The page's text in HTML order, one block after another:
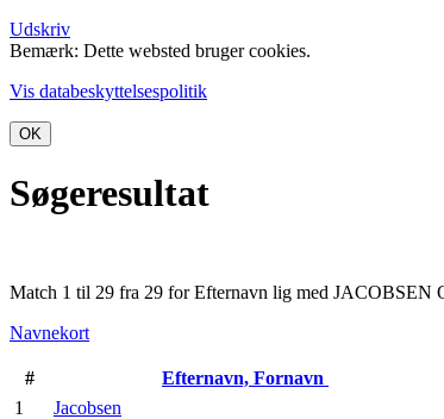
Udskriv
Bemærk: Dette websted bruger cookies.
Vis databeskyttelsespolitik
OK
Søgeresultat
Match 1 til 29 fra 29 for Efternavn lig med JACOBSEN
Navnekort
# Efternavn, Fornavn
1
Jacobsen